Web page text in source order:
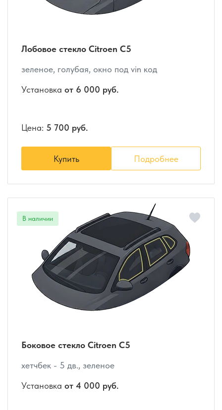
Лобовое стекло Citroen C5
зеленое, голубая, окно под vin код
Установка от 6 000 руб.
Цена: 5 700 руб.
Купить Подробнее
Боковое стекло Citroen C5
хетчбек - 5 дв., зеленое
Установка от 4 000 руб.